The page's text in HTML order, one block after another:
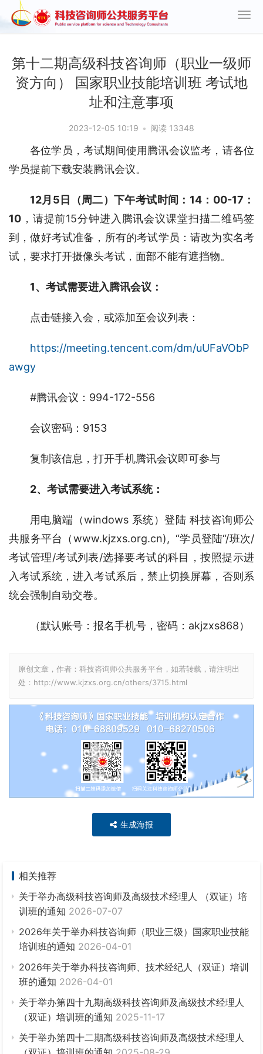
第十二期高级科技咨询师（职业一级师
资方向） 国家职业技能培训班 考试地
址和注意事项
2023-12-05 10:19 • 阅读 13348
各位学员，考试期间使用腾讯会议监考，请各位
学员提前下载安装腾讯会议。
12月5日（周二）下午考试时间：14：00-17：
10 ，请提前15分钟进入腾讯会议课堂扫描二维码签
到，做好考试准备，所有的考试学员：请改为实名考
试，要求打开摄像头考试，面部不能有遮挡物。
1、考试需要进入腾讯会议：
点击链接入会，或添加至会议列表：
https://meeting.tencent.com/dm/uUFaVObP
awgy
#腾讯会议：994-172-556
会议密码：9153
复制该信息，打开手机腾讯会议即可参与
2、考试需要进入考试系统：
用电脑端（windows 系统）登陆 科技咨询师公
共服务平台（www.kjzxs.org.cn),  “学员登陆“/班次/
考试管理/考试列表/选择要考试的科目，按照提示进
入考试系统，进入考试系后，禁止切换屏幕，否则系
统会强制自动交卷。
（默认账号：报名手机号，密码：akjzxs868）
原创文章，作者：科技咨询师公共服务平台，如若转载，请注明出
处：http://www.kjzxs.org.cn/others/3715.html
生成海报
相关推荐
关于举办高级科技咨询师及高级技术经理人 （双证）培
训班的通知 2026-07-07
2026年关于举办科技咨询师（职业三级）国家职业技能
培训班的通知 2026-04-01
2026年关于举办科技咨询师、技术经纪人（双证）培训
班的通知 2026-04-01
关于举办第四十九期高级科技咨询师及高级技术经理人
（双证）培训班的通知 2025-11-17
关于举办第四十二期高级科技咨询师及高级技术经理人